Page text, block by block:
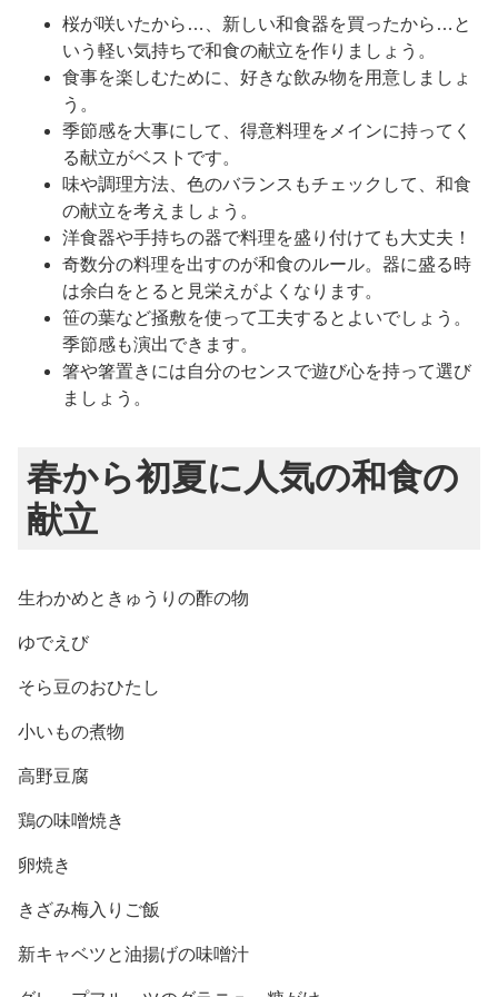
桜が咲いたから…、新しい和食器を買ったから…と
いう軽い気持ちで和食の献立を作りましょう。
食事を楽しむために、好きな飲み物を用意しましょ
う。
季節感を大事にして、得意料理をメインに持ってく
る献立がベストです。
味や調理方法、色のバランスもチェックして、和食
の献立を考えましょう。
洋食器や手持ちの器で料理を盛り付けても大丈夫！
奇数分の料理を出すのが和食のルール。器に盛る時
は余白をとると見栄えがよくなります。
笹の葉など掻敷を使って工夫するとよいでしょう。
季節感も演出できます。
箸や箸置きには自分のセンスで遊び心を持って選び
ましょう。
春から初夏に人気の和食の
献立
生わかめときゅうりの酢の物
ゆでえび
そら豆のおひたし
小いもの煮物
高野豆腐
鶏の味噌焼き
卵焼き
きざみ梅入りご飯
新キャベツと油揚げの味噌汁